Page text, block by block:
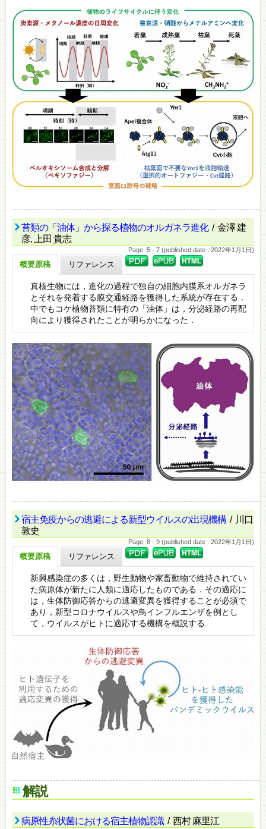
苔類の「油体」から探る植物のオルガネラ進化 / 金澤 建
彦, 上田 貴志
Page. 5 - 7 (published date : 2022年1月1日)
概要原稿 リファレンス
真核生物には，進化の過程で独自の細胞内膜系オルガネラ
とそれを発着する膜交通経路を獲得した系統が存在する．
中でもコケ植物苔類に特有の「油体」は，分泌経路の再配
向により獲得されたことが明らかになった．
宿主免疫からの逃避による新型ウイルスの出現機構 / 川口
敦史
Page. 8 - 9 (published date : 2022年1月1日)
概要原稿 リファレンス
新興感染症の多くは，野生動物や家畜動物で維持されてい
た病原体が新たに人類に適応したものである．その適応に
は，生体防御応答からの逃避変異を獲得することが必須で
あり，新型コロナウイルスや鳥インフルエンザを例とし
て，ウイルスがヒトに適応する機構を概説する.
解説
病原性糸状菌における宿主植物認識 / 西村 麻里江